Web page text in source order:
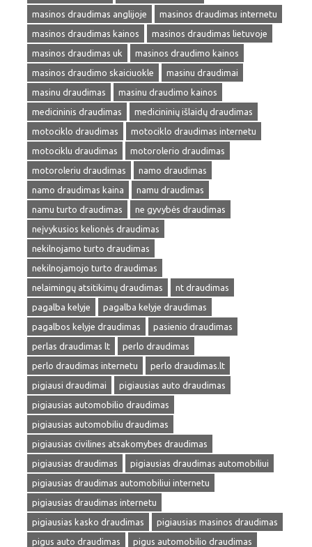
masinos draudimas anglijoje
masinos draudimas internetu
masinos draudimas kainos
masinos draudimas lietuvoje
masinos draudimas uk
masinos draudimo kainos
masinos draudimo skaiciuokle
masinu draudimai
masinu draudimas
masinu draudimo kainos
medicininis draudimas
medicininių išlaidų draudimas
motociklo draudimas
motociklo draudimas internetu
motociklu draudimas
motorolerio draudimas
motoroleriu draudimas
namo draudimas
namo draudimas kaina
namu draudimas
namu turto draudimas
ne gyvybės draudimas
neįvykusios kelionės draudimas
nekilnojamo turto draudimas
nekilnojamojo turto draudimas
nelaimingų atsitikimų draudimas
nt draudimas
pagalba kelyje
pagalba kelyje draudimas
pagalbos kelyje draudimas
pasienio draudimas
perlas draudimas lt
perlo draudimas
perlo draudimas internetu
perlo draudimas.lt
pigiausi draudimai
pigiausias auto draudimas
pigiausias automobilio draudimas
pigiausias automobiliu draudimas
pigiausias civilines atsakomybes draudimas
pigiausias draudimas
pigiausias draudimas automobiliui
pigiausias draudimas automobiliui internetu
pigiausias draudimas internetu
pigiausias kasko draudimas
pigiausias masinos draudimas
pigus auto draudimas
pigus automobilio draudimas